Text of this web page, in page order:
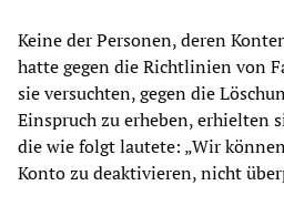
Keine der Personen, deren
hatte gegen die Richtlinien von
sie versuchten, gegen die
Einspruch zu erheben, erhielten
die wie folgt lautete: „Wir
Konto zu deaktivieren, nicht